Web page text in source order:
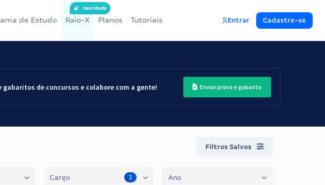
de Estudo Raio-X
Novidade
Planos Tutoriais Entrar Cadastre-se
gabaritos de concursos e colabore com a gente! Enviar prova e gabarito
Filtros Salvos
Cargo 1 Ano